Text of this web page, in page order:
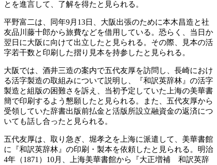
とを進言して、了解を得たと見られる。
平野富二は、同年9月13日、大阪出張のために本木昌造と社
友品川藤十郎から旅費などを借用している。恐らく、当日か
翌日に大阪に向けて出立したと見られる。その際、見本の活
字若干数と印刷した摺り見本を持参したと見られる。
大阪では、酒井三造の案内で五代友厚を訪問し、長崎におけ
る活字製造の取組みについて説明し、『和訳英辞林』の活字
製造と組版の困難さを訴え、当初予定していた上海の美華書
簡で印刷するよう懇願したと見られる。また、五代友厚から
受領していた辞書出版前払金と活版所設立融資金の返済につ
いても話し合ったと見られる。
五代友厚は、取り急ぎ、堀孝之を上海に派遣して、美華書館
に『和訳英辞林』の印刷・製本を依頼したと見られる。明治
4年（1871）10月、上海美華書館から『大正増補 和訳英辞